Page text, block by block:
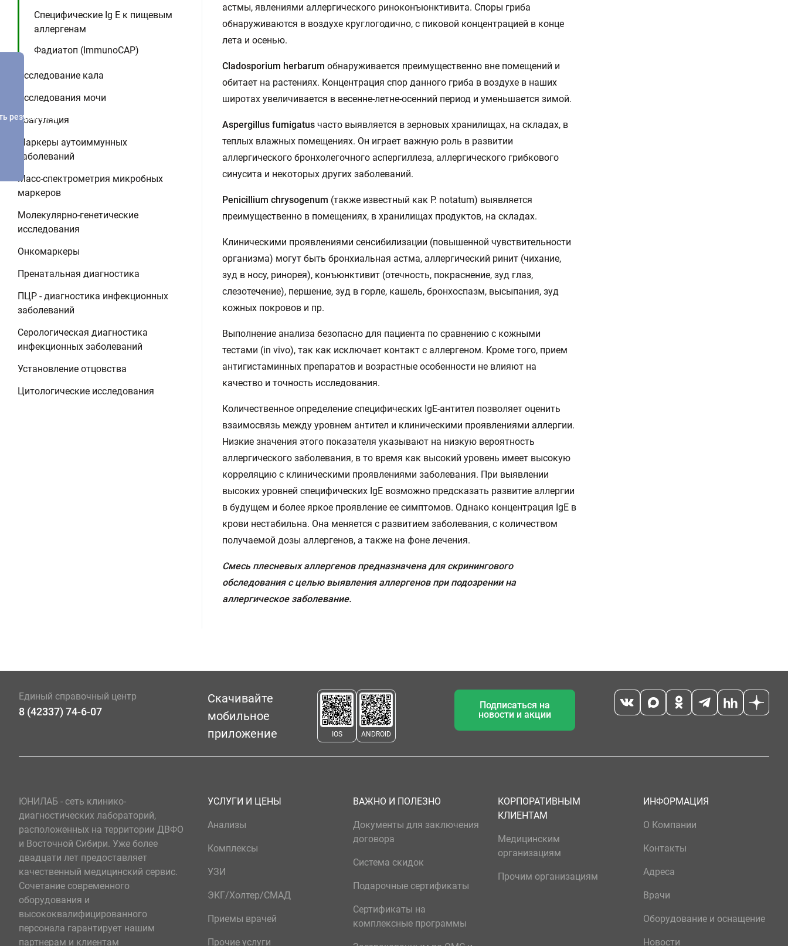
Специфические Ig E к пищевым
аллергенам
Фадиатоп (ImmunoCAP)
Исследование кала
Исследования мочи
Коагуляция
Маркеры аутоиммунных
заболеваний
Масс-спектрометрия микробных
маркеров
Молекулярно-генетические
исследования
Онкомаркеры
Пренатальная диагностика
ПЦР - диагностика инфекционных
заболеваний
Серологическая диагностика
инфекционных заболеваний
Установление отцовства
Цитологические исследования
астмы, явлениями аллергического риноконъюнктивита. Споры гриба
обнаруживаются в воздухе круглогодично, с пиковой концентрацией в конце
лета и осенью.
Cladosporium herbarum обнаруживается преимущественно вне помещений и
обитает на растениях. Концентрация спор данного гриба в воздухе в наших
широтах увеличивается в весенне-летне-осенний период и уменьшается зимой.
Aspergillus fumigatus часто выявляется в зерновых хранилищах, на складах, в
теплых влажных помещениях. Он играет важную роль в развитии
аллергического бронхолегочного аспергиллеза, аллергического грибкового
синусита и некоторых других заболеваний.
Penicillium chrysogenum (также известный как P. notatum) выявляется
преимущественно в помещениях, в хранилищах продуктов, на складах.
Клиническими проявлениями сенсибилизации (повышенной чувствительности
организма) могут быть бронхиальная астма, аллергический ринит (чихание,
зуд в носу, ринорея), конъюнктивит (отечность, покраснение, зуд глаз,
слезотечение), першение, зуд в горле, кашель, бронхоспазм, высыпания, зуд
кожных покровов и пр.
Выполнение анализа безопасно для пациента по сравнению с кожными
тестами (in vivo), так как исключает контакт с аллергеном. Кроме того, прием
антигистаминных препаратов и возрастные особенности не влияют на
качество и точность исследования.
Количественное определение специфических IgE-антител позволяет оценить
взаимосвязь между уровнем антител и клиническими проявлениями аллергии.
Низкие значения этого показателя указывают на низкую вероятность
аллергического заболевания, в то время как высокий уровень имеет высокую
корреляцию с клиническими проявлениями заболевания. При выявлении
высоких уровней специфических IgE возможно предсказать развитие аллергии
в будущем и более яркое проявление ее симптомов. Однако концентрация IgE в
крови нестабильна. Она меняется с развитием заболевания, с количеством
получаемой дозы аллергенов, а также на фоне лечения.
Смесь плесневых аллергенов предназначена для скринингового
обследования с целью выявления аллергенов при подозрении на
аллергическое заболевание.
результатов
Единый справочный центр
8 (42337) 74-6-07
Скачивайте
мобильное
приложение
IOS ANDROID
Подписаться на
новости и акции
ЮНИЛАБ - сеть клинико-
диагностических лабораторий,
расположенных на территории ДВФО
и Восточной Сибири. Уже более
двадцати лет предоставляет
качественный медицинский сервис.
Сочетание современного
оборудования и
высококвалифицированного
персонала гарантирует нашим
партнерам и клиентам
УСЛУГИ И ЦЕНЫ
Анализы
Комплексы
УЗИ
ЭКГ/Холтер/СМАД
Приемы врачей
Прочие услуги
ВАЖНО И ПОЛЕЗНО
Документы для заключения
договора
Система скидок
Подарочные сертификаты
Сертификаты на
комплексные программы
КОРПОРАТИВНЫМ
КЛИЕНТАМ
Медицинским
организациям
Прочим организациям
ИНФОРМАЦИЯ
О Компании
Контакты
Адреса
Врачи
Оборудование и оснащение
Новости